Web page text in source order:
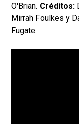
O'Brian. Créditos:
Mirrah Foulkes y
Fugate.